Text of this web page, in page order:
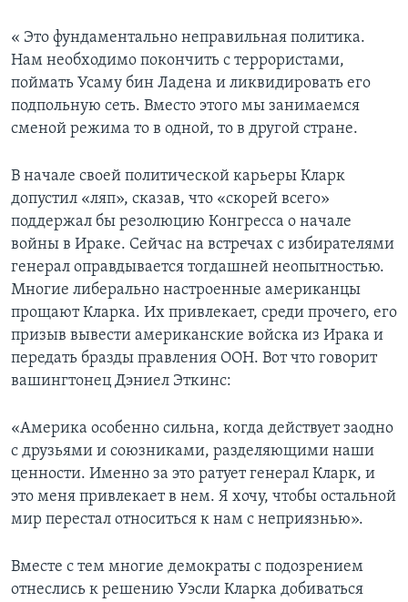
« Это фундаментально неправильная политика.
Нам необходимо покончить с террористами,
поймать Усаму бин Ладена и ликвидировать его
подпольную сеть. Вместо этого мы занимаемся
сменой режима то в одной, то в другой стране.
В начале своей политической карьеры Кларк
допустил «ляп», сказав, что «скорей всего»
поддержал бы резолюцию Конгресса о начале
войны в Ираке. Сейчас на встречах с избирателями
генерал оправдывается тогдашней неопытностью.
Многие либерально настроенные американцы
прощают Кларка. Их привлекает, среди прочего, его
призыв вывести американские войска из Ирака и
передать бразды правления ООН. Вот что говорит
вашингтонец Дэниел Эткинс:
«Америка особенно сильна, когда действует заодно
с друзьями и союзниками, разделяющими наши
ценности. Именно за это ратует генерал Кларк, и
это меня привлекает в нем. Я хочу, чтобы остальной
мир перестал относиться к нам с неприязнью».
Вместе с тем многие демократы с подозрением
отнеслись к решению Уэсли Кларка добиваться